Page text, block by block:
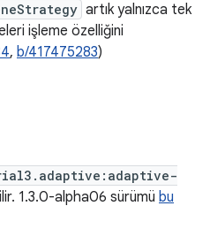
artık yalnızca tek
işleme özelliğini
, b/417475283)
1.3.0-alpha06 sürümü bu